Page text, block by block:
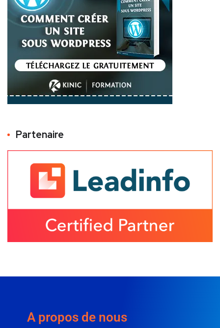
Partenaire
A propos de nous